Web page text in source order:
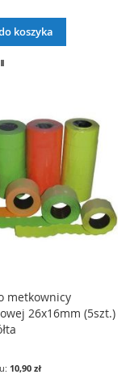
koszyka
metkownicy
26x16mm (5szt.)
10,90 zł